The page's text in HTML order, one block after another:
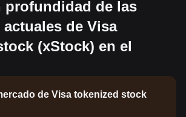
profundidad de las
de Visa
(xStock) en el
de Visa tokenized stock